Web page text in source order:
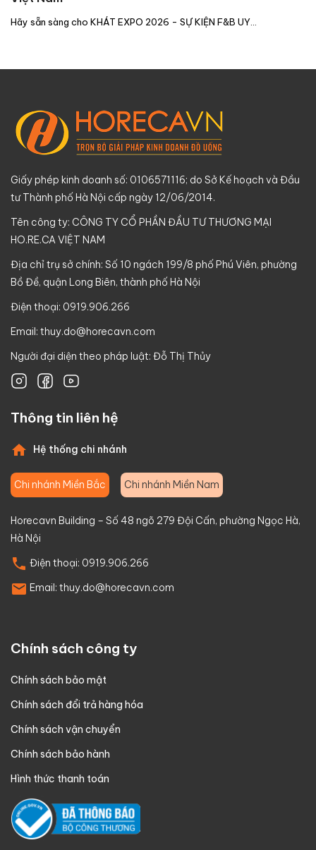
Hãy sẵn sàng cho KHÁT EXPO 2026 - SỰ KIỆN F&B UY…
Giấy phép kinh doanh số: 0106571116; do Sở Kế hoạch và Đầu
tư Thành phố Hà Nội cấp ngày 12/06/2014.
Tên công ty: CÔNG TY CỔ PHẦN ĐẦU TƯ THƯƠNG MẠI
HO.RE.CA VIỆT NAM
Địa chỉ trụ sở chính: Số 10 ngách 199/8 phố Phú Viên, phường
Bồ Đề, quận Long Biên, thành phố Hà Nội
Điện thoại: 0919.906.266
Email: thuy.do@horecavn.com
Người đại diện theo pháp luật: Đỗ Thị Thủy
Thông tin liên hệ
Hệ thống chi nhánh
Chi nhánh Miền Bắc Chi nhánh Miền Nam
Horecavn Building – Số 48 ngõ 279 Đội Cấn, phường Ngọc Hà,
Hà Nội
Điện thoại: 0919.906.266
Email: thuy.do@horecavn.com
Chính sách công ty
Chính sách bảo mật
Chính sách đổi trả hàng hóa
Chính sách vận chuyển
Chính sách bảo hành
Hình thức thanh toán